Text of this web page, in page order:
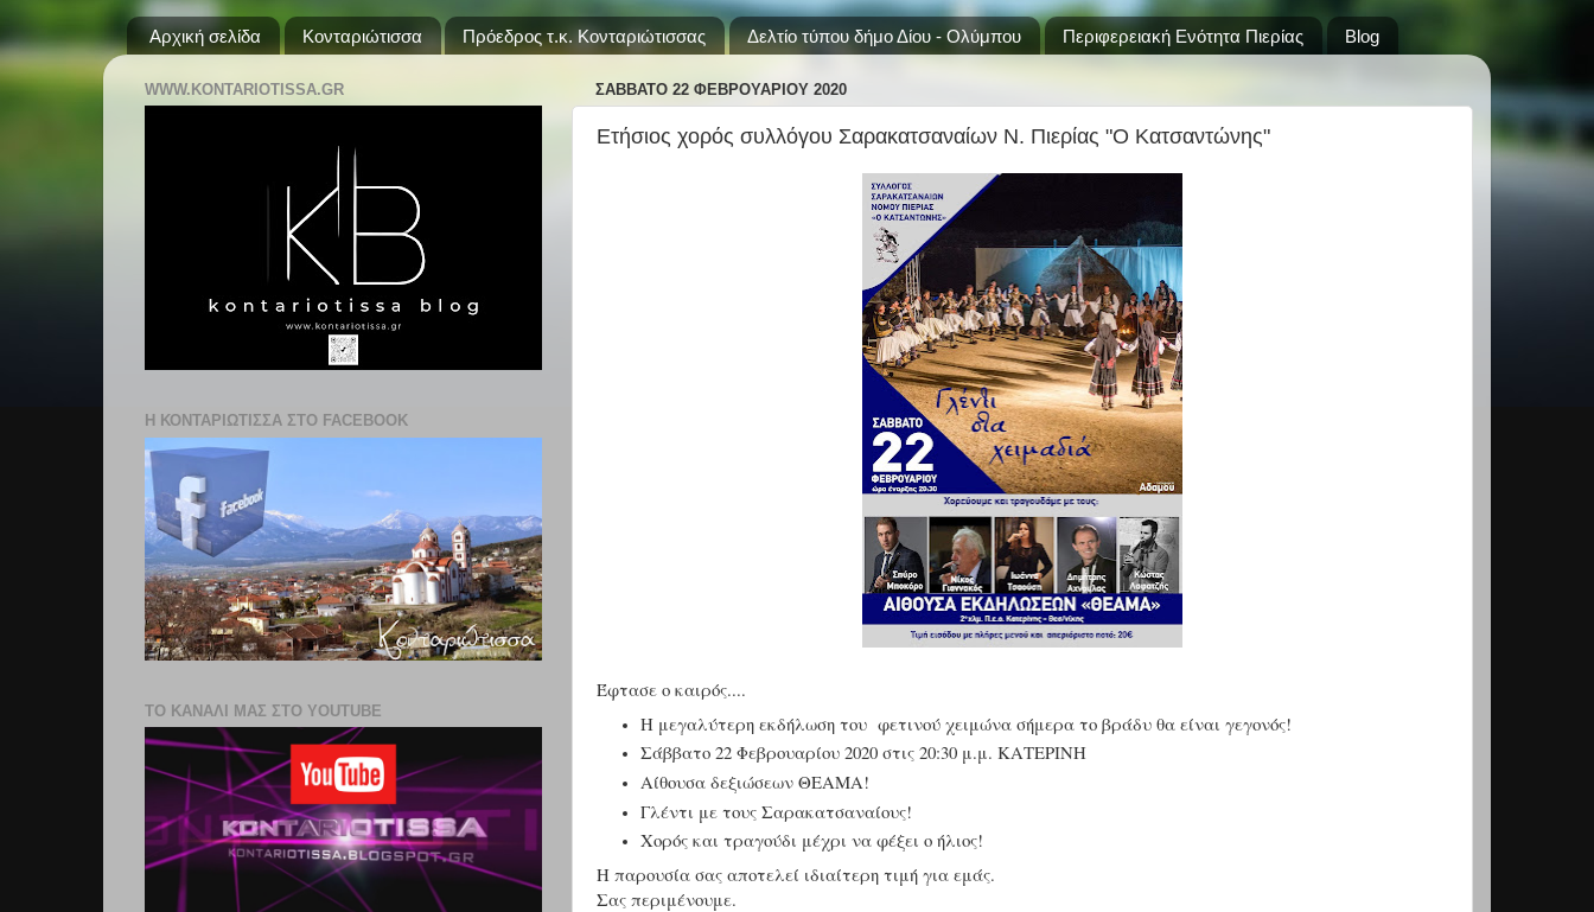
Αρχική σελίδα Κονταριώτισσα Πρόεδρος τ.κ. Κονταριώτισσας Δελτίο τύπου δήμο Δίου - Ολύμπου Περιφερειακή Ενότητα Πιερίας Blog
ΣΆΒΒΑΤΟ 22 ΦΕΒΡΟΥΑΡΊΟΥ 2020
Ετήσιος χορός συλλόγου Σαρακατσαναίων Ν. Πιερίας "Ο Κατσαντώνης"
Έφτασε ο καιρός....
Η μεγαλύτερη εκδήλωση του φετινού χειμώνα σήμερα το βράδυ θα είναι γεγονός!
Σάββατο 22 Φεβρουαρίου 2020 στις 20:30 μ.μ. ΚΑΤΕΡΙΝΗ
Αίθουσα δεξιώσεων ΘΕΑΜΑ!
Γλέντι με τους Σαρακατσαναίους!
Χορός και τραγούδι μέχρι να φέξει ο ήλιος!
Η παρουσία σας αποτελεί ιδιαίτερη τιμή για εμάς.
Σας περιμένουμε.
WWW.KONTARIOTISSA.GR
Η ΚΟΝΤΑΡΙΩΤΙΣΣΑ ΣΤΟ FACEBOOK
ΤΟ ΚΑΝΑΛΙ ΜΑΣ ΣΤΟ YOUTUBE